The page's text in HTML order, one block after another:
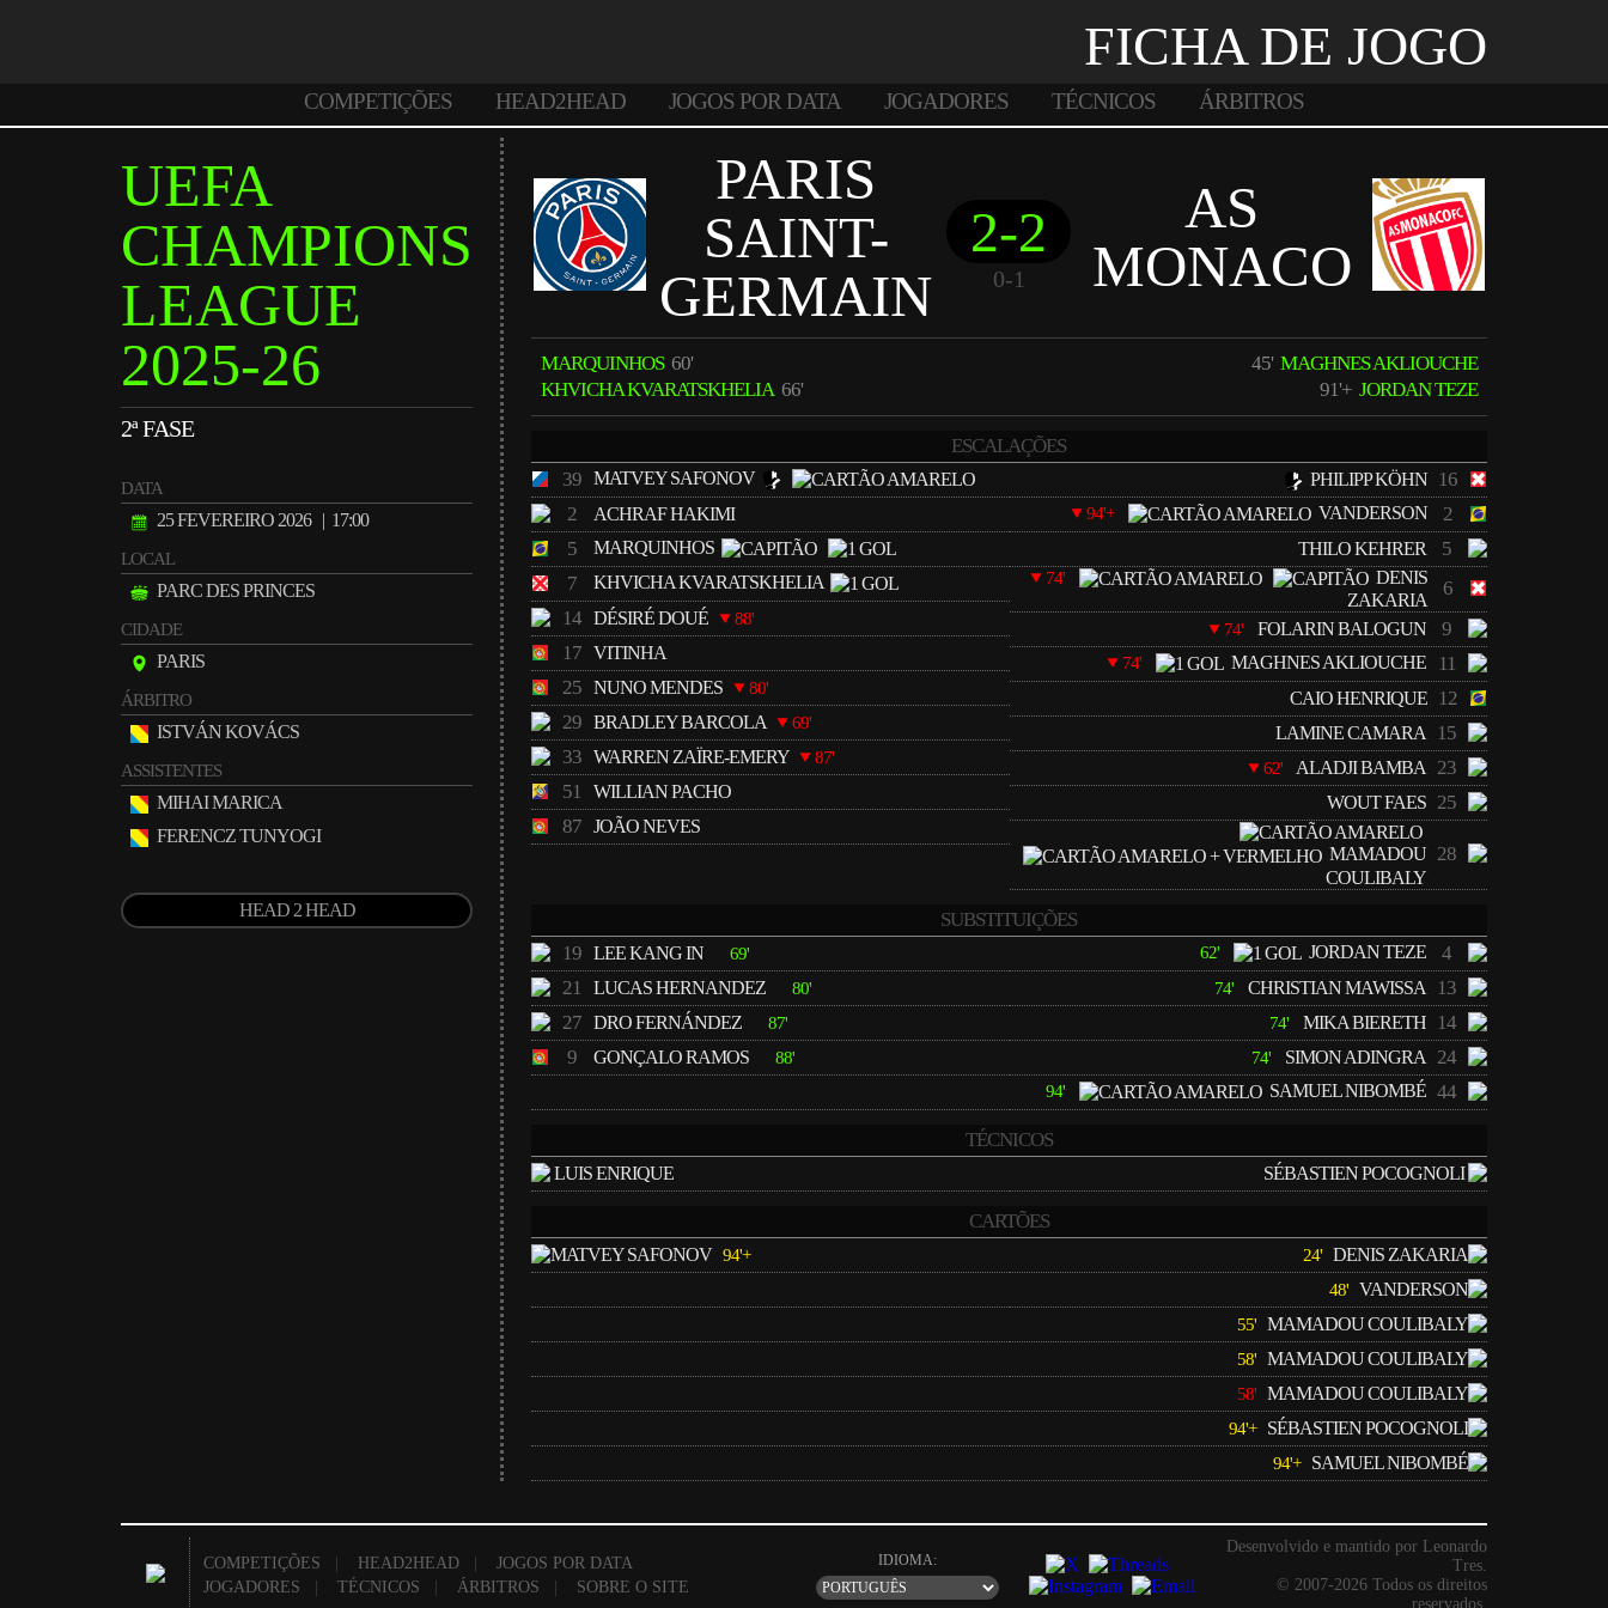
FICHA DE JOGO
COMPETIÇÕES HEAD2HEAD JOGOS POR DATA JOGADORES TÉCNICOS ÁRBITROS
UEFA
CHAMPIONS
LEAGUE
2025-26
2ª FASE
DATA
25 FEVEREIRO 2026 | 17:00
LOCAL
PARC DES PRINCES
CIDADE
PARIS
ÁRBITRO
ISTVÁN KOVÁCS
ASSISTENTES
MIHAI MARICA
FERENCZ TUNYOGI
HEAD 2 HEAD
PARIS
SAINT-
GERMAIN
2-2
0-1
AS
MONACO
MARQUINHOS 60'
KHVICHA KVARATSKHELIA 66'
45' MAGHNES AKLIOUCHE
91'+ JORDAN TEZE
ESCALAÇÕES
39 MATVEY SAFONOV
2 ACHRAF HAKIMI
5 MARQUINHOS
7 KHVICHA KVARATSKHELIA
14 DÉSIRÉ DOUÉ 88'
17 VITINHA
25 NUNO MENDES 80'
29 BRADLEY BARCOLA 69'
33 WARREN ZAÏRE-EMERY 87'
51 WILLIAN PACHO
87 JOÃO NEVES
PHILIPP KÖHN 16
94'+ VANDERSON 2
THILO KEHRER 5
74'
DENIS
ZAKARIA
6
74' FOLARIN BALOGUN 9
74' MAGHNES AKLIOUCHE 11
CAIO HENRIQUE 12
LAMINE CAMARA 15
62' ALADJI BAMBA 23
WOUT FAES 25
MAMADOU
COULIBALY
28
SUBSTITUIÇÕES
19 LEE KANG IN 69'
21 LUCAS HERNANDEZ 80'
27 DRO FERNÁNDEZ 87'
9 GONÇALO RAMOS 88'
62' JORDAN TEZE 4
74' CHRISTIAN MAWISSA 13
74' MIKA BIERETH 14
74' SIMON ADINGRA 24
94' SAMUEL NIBOMBÉ 44
TÉCNICOS
LUIS ENRIQUE SÉBASTIEN POCOGNOLI
CARTÕES
MATVEY SAFONOV 94'+ 24' DENIS ZAKARIA
48' VANDERSON
55' MAMADOU COULIBALY
58' MAMADOU COULIBALY
58' MAMADOU COULIBALY
94'+ SÉBASTIEN POCOGNOLI
94'+ SAMUEL NIBOMBÉ
COMPETIÇÕES HEAD2HEAD |JOGOS POR DATA
JOGADORES |TÉCNICOS |ÁRBITROS SOBRE O SITE
IDIOMA:
Desenvolvido e mantido por Leonardo
Tres.
© 2007-2026 Todos os direitos
reservados.